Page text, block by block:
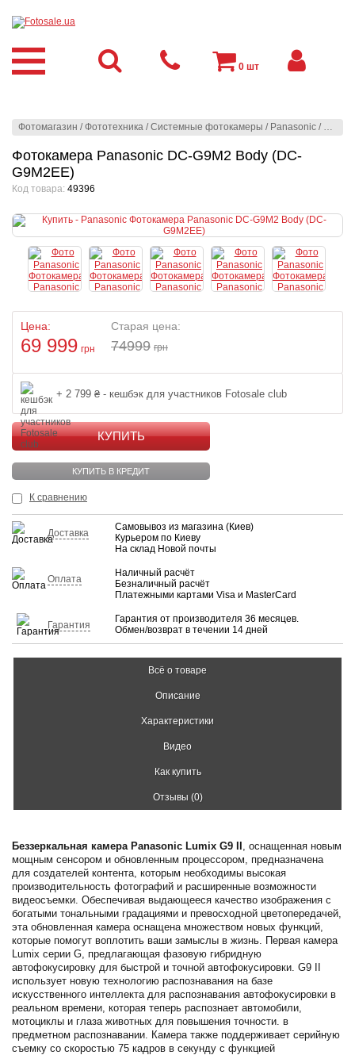
Фотомагазин /Фототехника /Системные фотокамеры / Panasonic /
Фотокамера Panasonic DC-G9M2 Body (DC-
G9M2EE)
Код товара: 49396
Цена:
69 999 грн
Старая цена:
74999 грн
+ 2 799 ₴ - кешбэк для участников Fotosale club
КУПИТЬ
КУПИТЬ В КРЕДИТ
К сравнению
Доставка
Самовывоз из магазина (Киев)
Курьером по Киеву
На склад Новой почты
Оплата
Наличный расчёт
Безналичный расчёт
Платежными картами Visa и MasterCard
Гарантия
Гарантия от производителя 36 месяцев.
Обмен/возврат в течении 14 дней
Всё о товаре
Описание
Характеристики
Видео
Как купить
Отзывы (0)
Беззеркальная камера Panasonic Lumix G9 II , оснащенная новым
мощным сенсором и обновленным процессором, предназначена
для создателей контента, которым необходимы высокая
производительность фотографий и расширенные возможности
видеосъемки. Обеспечивая выдающееся качество изображения с
богатыми тональными градациями и превосходной цветопередачей,
эта обновленная камера оснащена множеством новых функций,
которые помогут воплотить ваши замыслы в жизнь. Первая камера
Lumix серии G, предлагающая фазовую гибридную
автофокусировку для быстрой и точной автофокусировки. G9 II
использует новую технологию распознавания на базе
искусственного интеллекта для распознавания автофокусировки в
реальном времени, которая теперь распознает автомобили,
мотоциклы и глаза животных для повышения точности. в
предметном распознавании. Камера также поддерживает серийную
съемку со скоростью 75 кадров в секунду с функцией
0 шт